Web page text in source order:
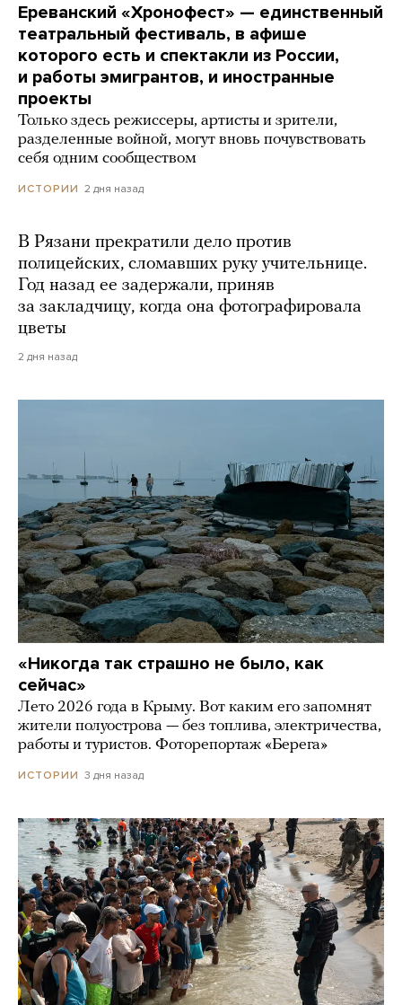
Ереванский «Хронофест» — единственный
театральный фестиваль, в афише
которого есть и спектакли из России,
и работы эмигрантов, и иностранные
проекты
Только здесь режиссеры, артисты и зрители,
разделенные войной, могут вновь почувствовать
себя одним сообществом
ИСТОРИИ 2 дня назад
В Рязани прекратили дело против
полицейских, сломавших руку учительнице.
Год назад ее задержали, приняв
за закладчицу, когда она фотографировала
цветы
2 дня назад
«Никогда так страшно не было, как
сейчас»
Лето 2026 года в Крыму. Вот каким его запомнят
жители полуострова — без топлива, электричества,
работы и туристов. Фоторепортаж «Берега»
ИСТОРИИ 3 дня назад